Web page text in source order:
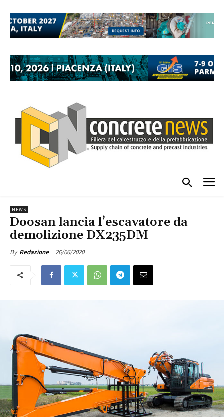
NEWS
Doosan lancia l’escavatore da
demolizione DX235DM
By Redazione 26/06/2020